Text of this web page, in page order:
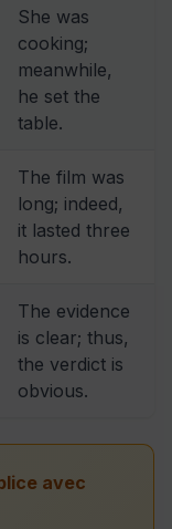
She was
cooking;
meanwhile,
he set the
table.
The film was
long; indeed,
it lasted three
hours.
The evidence
is clear; thus,
the verdict is
obvious.
avec